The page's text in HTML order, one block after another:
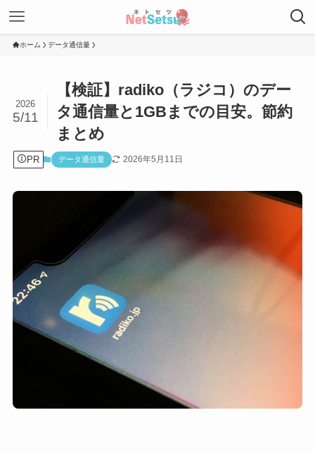
ホーム データ通信量
【検証】radiko（ラジコ）のデー
タ通信量と1GBまでの目安。節約
まとめ
2026
5/11
PR データ通信量 2026年5月11日